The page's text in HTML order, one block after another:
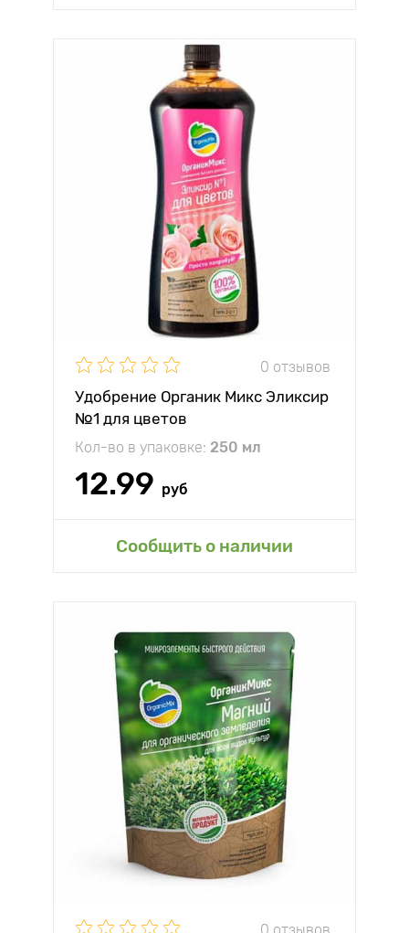
0 отзывов
Удобрение Органик Микс Эликсир
№1 для цветов
Кол-во в упаковке: 250 мл
12.99 руб
Сообщить о наличии
0 отзывов